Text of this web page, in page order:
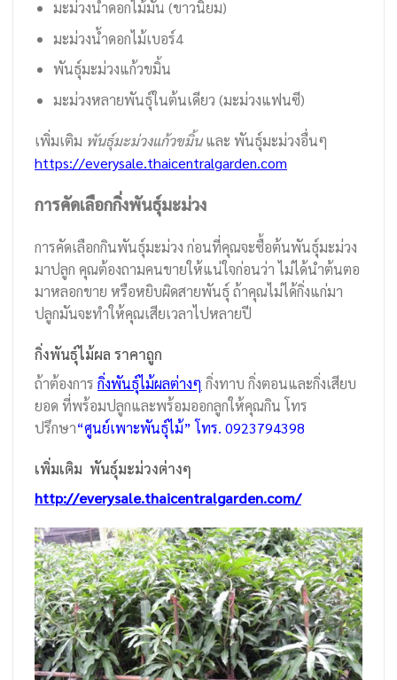
มะม่วงน้ำดอกไม้มัน (ขาวนิยม)
มะม่วงน้ำดอกไม้เบอร์4
พันธุ์มะม่วงแก้วขมิ้น
มะม่วงหลายพันธุ์ในต้นเดียว (มะม่วงแฟนซี)
เพิ่มเติม พันธุ์มะม่วงแก้วขมิ้นและ พันธุ์มะม่วงอื่นๆ
https://everysale.thaicentralgarden.com
การคัดเลือกกิ่งพันธุ์มะม่วง
การคัดเลือกกินพันธุ์มะม่วง ก่อนที่คุณจะซื้อต้นพันธุ์มะม่วง
มาปลูก คุณต้องถามคนขายให้แน่ใจก่อนว่า ไม่ได้นำต้นตอ
มาหลอกขาย หรือหยิบผิดสายพันธุ์ ถ้าคุณไม่ได้กิ่งแก่มา
ปลูกมันจะทำให้คุณเสียเวลาไปหลายปี
กิ่งพันธุ์ไม้ผล ราคาถูก
ถ้าต้องการ กิ่งพันธุ์ไม้ผลต่างๆ กิ่งทาบ กิ่งตอนและกิ่งเสียบ
ยอด ที่พร้อมปลูกและพร้อมออกลูกให้คุณกิน โทร
ปรึกษา“ศูนย์เพาะพันธุ์ไม้” โทร. 0923794398
เพิ่มเติม พันธุ์มะม่วงต่างๆ
http://everysale.thaicentralgarden.com/